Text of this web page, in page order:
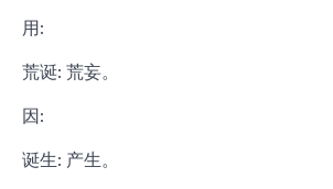
用:
荒诞: 荒妄。
因:
诞生: 产生。